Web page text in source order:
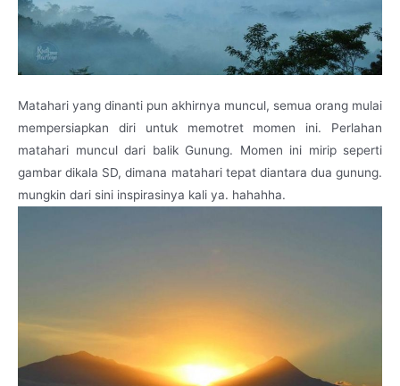
Matahari yang dinanti pun akhirnya muncul, semua orang mulai
mempersiapkan diri untuk memotret momen ini. Perlahan
matahari muncul dari balik Gunung. Momen ini mirip seperti
gambar dikala SD, dimana matahari tepat diantara dua gunung.
mungkin dari sini inspirasinya kali ya. hahahha.